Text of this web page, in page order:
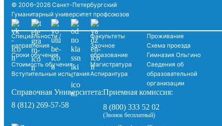
© 2006–2026 Санкт-Петербургский
Гуманитарный университет профсоюзов
Специальности /
направления
Сроки обучения
Стоимость обучения
Вступительные испытания
Факультеты
Заочное
образование
Магистратура
Аспирантура
Проживание
Схема проезда
Гимназия Ольгино
Сведения об
образовательной
организации
Справочная Университета:
8 (812) 269-57-58
Приемная комиссия:
8 (800) 333 52 02
(Звонок бесплатный)